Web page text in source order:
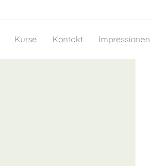
Kurse Kontakt Impressionen